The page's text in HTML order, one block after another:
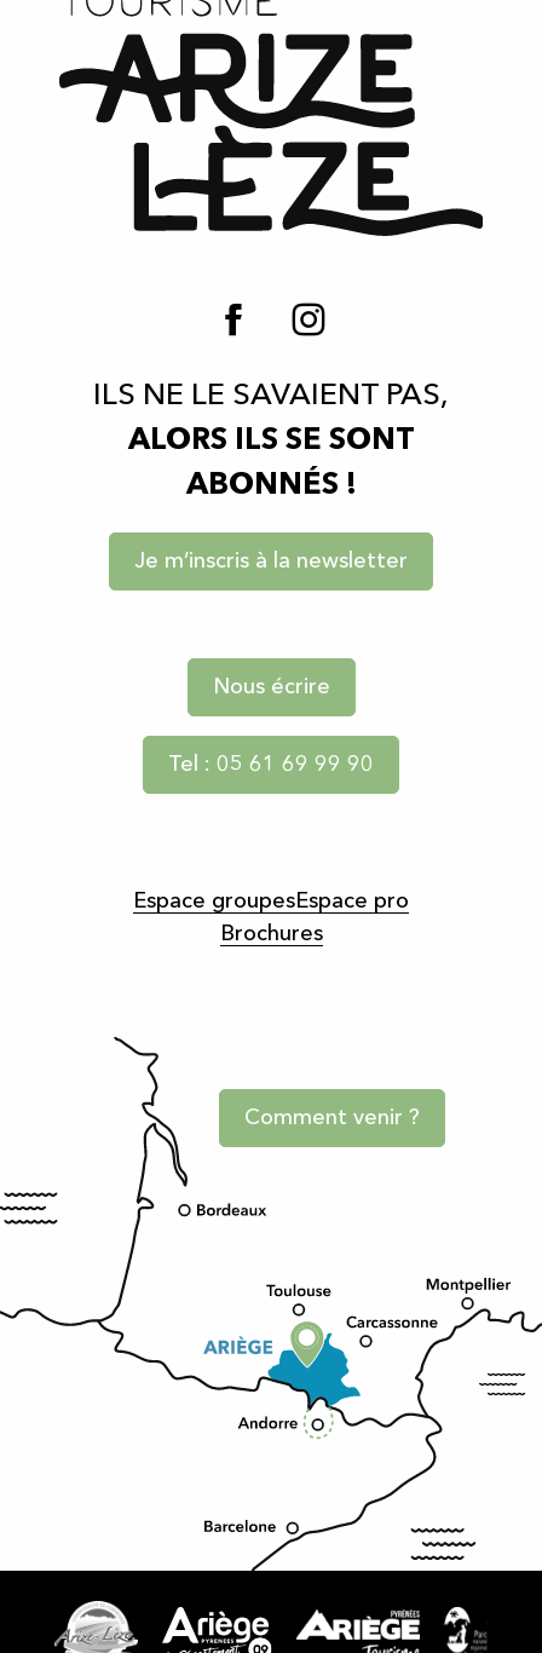
ILS NE LE SAVAIENT PAS,
ALORS ILS SE SONT
ABONNÉS !
Je m’inscris à la newsletter
Nous écrire
Tel : 05 61 69 99 90
Espace groupesEspace pro
Brochures
Comment venir ?